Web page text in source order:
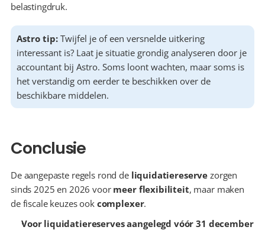
belastingdruk.
Astro tip: Twijfel je of een versnelde uitkering
interessant is? Laat je situatie grondig analyseren door je
accountant bij Astro. Soms loont wachten, maar soms is
het verstandig om eerder te beschikken over de
beschikbare middelen.
Conclusie
De aangepaste regels rond de liquidatiereserve zorgen
sinds 2025 en 2026 voor meer flexibiliteit, maar maken
de fiscale keuzes ook complexer.
Voor liquidatiereserves aangelegd vóór 31 december